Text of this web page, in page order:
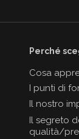
Perché
Cosa
I punti di
Il nostro
Il segreto
qualità/